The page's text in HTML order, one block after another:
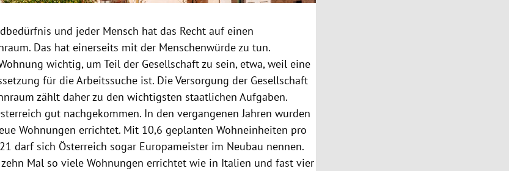
und jeder Mensch hat das Recht auf einen
Das hat einerseits mit der Menschenwürde zu tun.
wichtig, um Teil der Gesellschaft zu sein, etwa, weil eine
für die Arbeitssuche ist. Die Versorgung der Gesellschaft
zählt daher zu den wichtigsten staatlichen Aufgaben.
gut nachgekommen. In den vergangenen Jahren wurden
Wohnungen errichtet. Mit 10,6 geplanten Wohneinheiten pro
darf sich Österreich sogar Europameister im Neubau nennen.
Mal so viele Wohnungen errichtet wie in Italien und fast vier